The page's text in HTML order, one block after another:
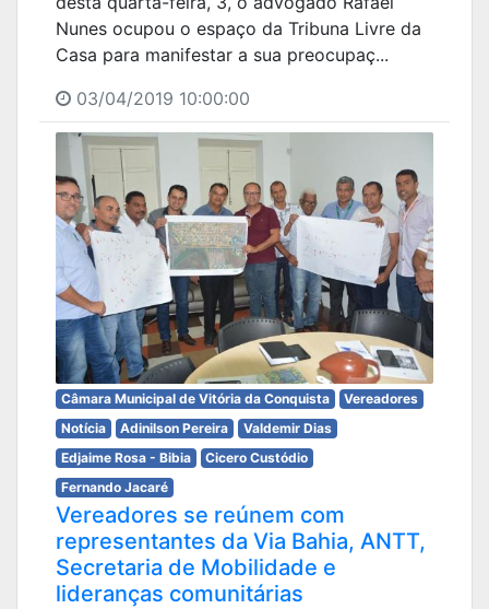
Nunes ocupou o espaço da Tribuna Livre da
Casa para manifestar a sua preocupaç...
03/04/2019 10:00:00
Câmara Municipal de Vitória da Conquista
Vereadores
Notícia
Adinilson Pereira
Valdemir Dias
Edjaime Rosa - Bibia
Cicero Custódio
Fernando Jacaré
Vereadores se reúnem com
representantes da Via Bahia, ANTT,
Secretaria de Mobilidade e
lideranças comunitárias